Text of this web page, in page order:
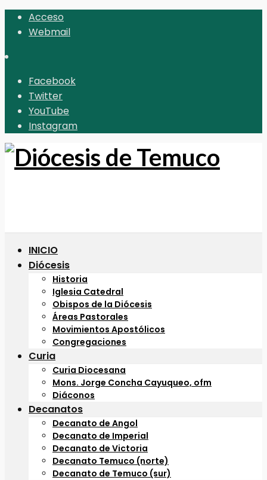
Acceso
Webmail
Facebook
Twitter
YouTube
Instagram
INICIO
Diócesis
Historia
Iglesia Catedral
Obispos de la Diócesis
Áreas Pastorales
Movimientos Apostólicos
Congregaciones
Curia
Curia Diocesana
Mons. Jorge Concha Cayuqueo, ofm
Diáconos
Decanatos
Decanato de Angol
Decanato de Imperial
Decanato de Victoria
Decanato Temuco (norte)
Decanato de Temuco (sur)